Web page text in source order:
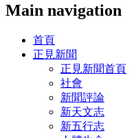
Main navigation
首頁
正見新聞
正見新聞首頁
社會
新聞評論
新天文志
新五行志